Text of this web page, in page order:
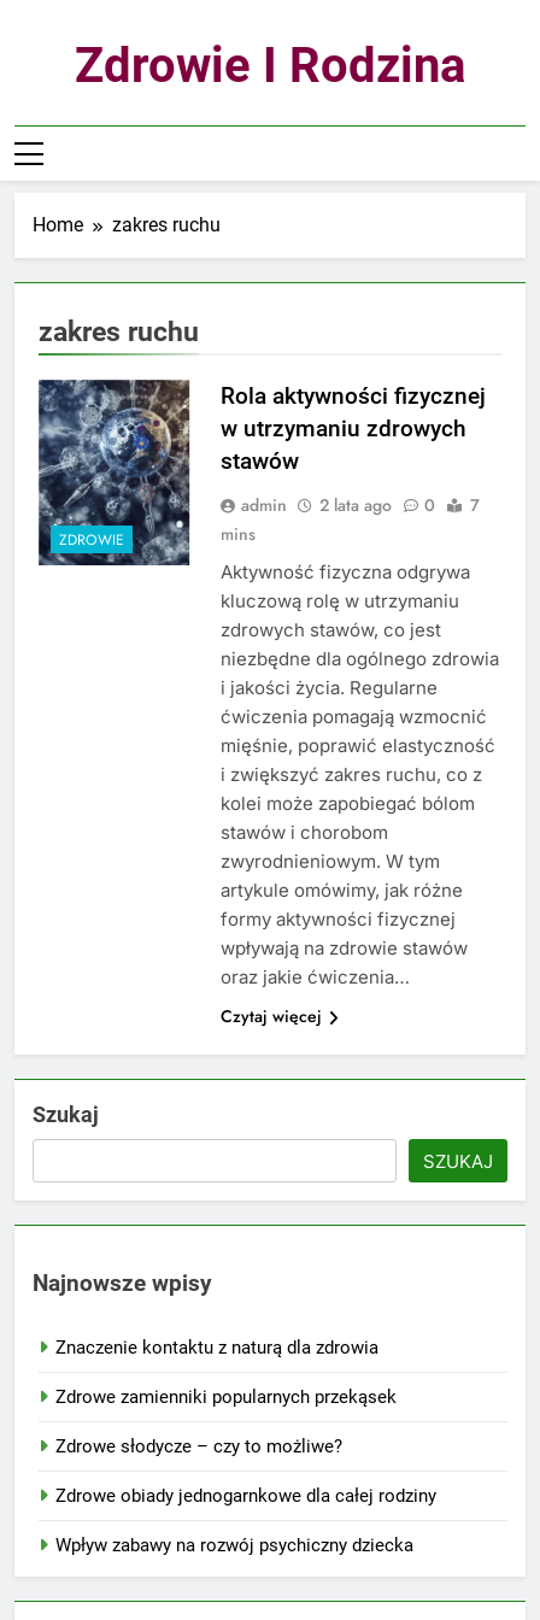
Zdrowie I Rodzina
Home zakres ruchu
zakres ruchu
ZDROWIE
Rola aktywności fizycznej
w utrzymaniu zdrowych
stawów
admin 2 lata ago 0
7
mins
Aktywność fizyczna odgrywa
kluczową rolę w utrzymaniu
zdrowych stawów, co jest
niezbędne dla ogólnego zdrowia
i jakości życia. Regularne
ćwiczenia pomagają wzmocnić
mięśnie, poprawić elastyczność
i zwiększyć zakres ruchu, co z
kolei może zapobiegać bólom
stawów i chorobom
zwyrodnieniowym. W tym
artykule omówimy, jak różne
formy aktywności fizycznej
wpływają na zdrowie stawów
oraz jakie ćwiczenia…
Czytaj więcej
Szukaj
SZUKAJ
Najnowsze wpisy
Znaczenie kontaktu z naturą dla zdrowia
Zdrowe zamienniki popularnych przekąsek
Zdrowe słodycze – czy to możliwe?
Zdrowe obiady jednogarnkowe dla całej rodziny
Wpływ zabawy na rozwój psychiczny dziecka